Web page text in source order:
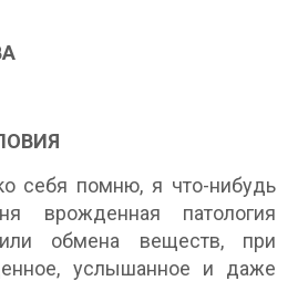
себя помню, я что-нибудь
врожденная патология
обмена веществ, при
услышанное и даже